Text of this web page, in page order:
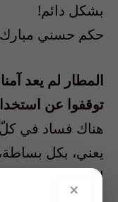
بشكل دائم!
المطار لم يعد
توقفوا عن
هناك فساد في كلّ
يعني، بكل
الطائرة
×